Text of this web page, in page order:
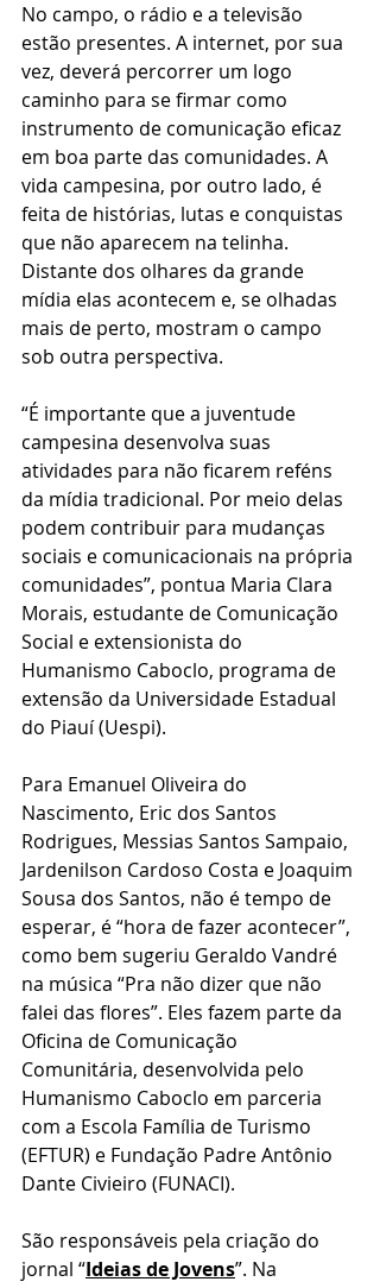
No campo, o rádio e a televisão
estão presentes. A internet, por sua
vez, deverá percorrer um logo
caminho para se firmar como
instrumento de comunicação eficaz
em boa parte das comunidades. A
vida campesina, por outro lado, é
feita de histórias, lutas e conquistas
que não aparecem na telinha.
Distante dos olhares da grande
mídia elas acontecem e, se olhadas
mais de perto, mostram o campo
sob outra perspectiva.
“É importante que a juventude
campesina desenvolva suas
atividades para não ficarem reféns
da mídia tradicional. Por meio delas
podem contribuir para mudanças
sociais e comunicacionais na própria
comunidades”, pontua Maria Clara
Morais, estudante de Comunicação
Social e extensionista do
Humanismo Caboclo, programa de
extensão da Universidade Estadual
do Piauí (Uespi).
Para Emanuel Oliveira do
Nascimento, Eric dos Santos
Rodrigues, Messias Santos Sampaio,
Jardenilson Cardoso Costa e Joaquim
Sousa dos Santos, não é tempo de
esperar, é “hora de fazer acontecer”,
como bem sugeriu Geraldo Vandré
na música “Pra não dizer que não
falei das flores”. Eles fazem parte da
Oficina de Comunicação
Comunitária, desenvolvida pelo
Humanismo Caboclo em parceria
com a Escola Família de Turismo
(EFTUR) e Fundação Padre Antônio
Dante Civieiro (FUNACI).
São responsáveis pela criação do
jornal “Ideias de Jovens”. Na